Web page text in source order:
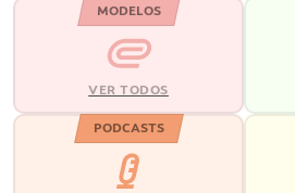
MODELOS
VER TODOS
PODCASTS